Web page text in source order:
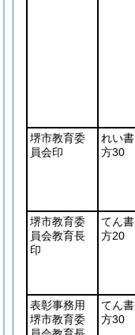
堺市教育委
員会印
れい書
方30
堺市教育委
員会教育長
印
てん書
方20
表彰事務用
堺市教育委
てん書
方30